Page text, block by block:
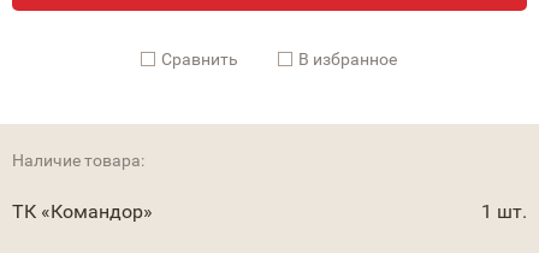
Cравнить В избранное
Наличие товара:
ТК «Командор» 1 шт.